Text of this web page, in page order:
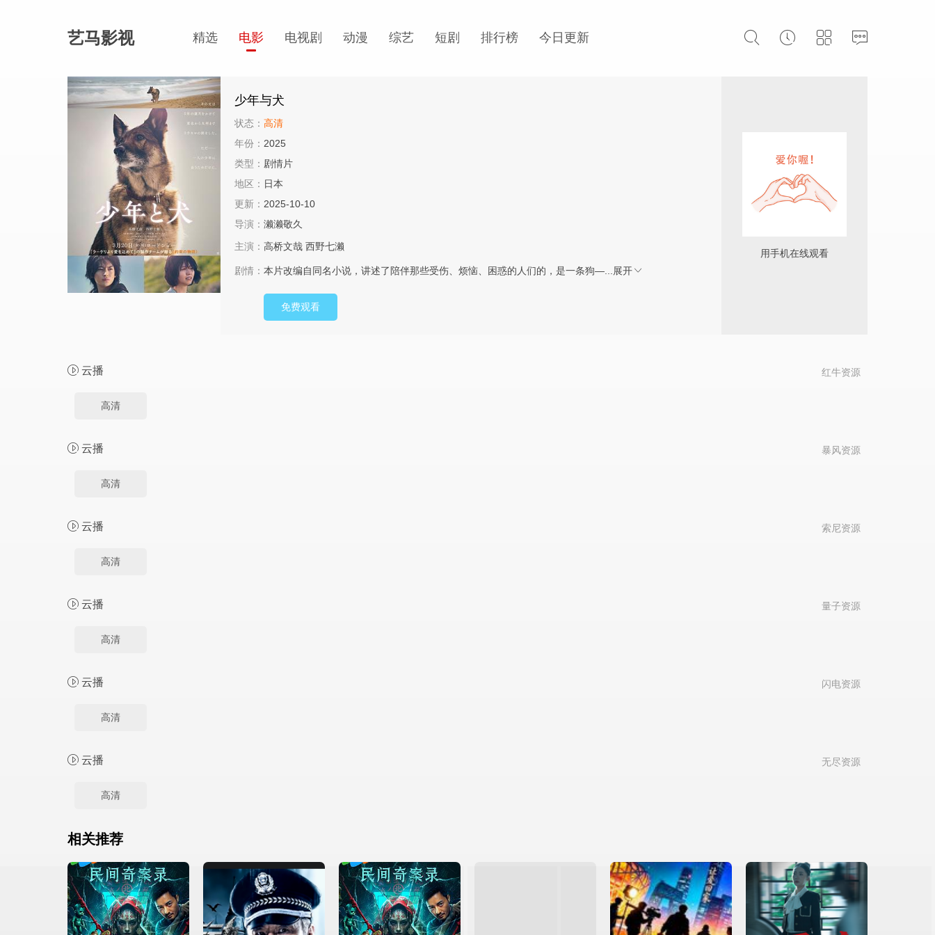
艺马影视 精选 电影 电视剧 动漫 综艺 短剧 排行榜 今日更新
少年与犬
状态： 高清
年份： 2025
类型： 剧情片
地区： 日本
更新： 2025-10-10
导演： 濑濑敬久
主演： 高桥文哉 西野七濑
剧情： 本片改编自同名小说，讲述了陪伴那些受伤、烦恼、困惑的人们的，是一条狗—... 展开
免费观看
用手机在线观看
红牛资源
云播
高清
暴风资源
云播
高清
索尼资源
云播
高清
量子资源
云播
高清
闪电资源
云播
高清
无尽资源
云播
高清
相关推荐